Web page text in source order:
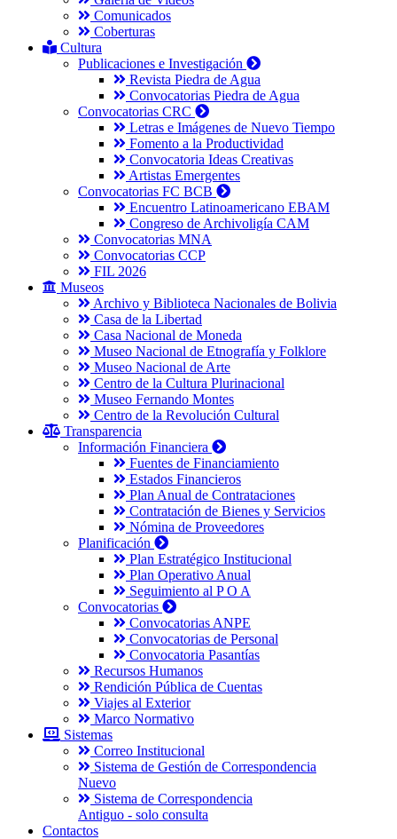
Comunicados
Coberturas
Cultura
Publicaciones e Investigación
Revista Piedra de Agua
Convocatorias Piedra de Agua
Convocatorias CRC
Letras e Imágenes de Nuevo Tiempo
Fomento a la Productividad
Convocatoria Ideas Creativas
Artistas Emergentes
Convocatorias FC BCB
Encuentro Latinoamericano EBAM
Congreso de Archivoligía CAM
Convocatorias MNA
Convocatorias CCP
FIL 2026
Museos
Archivo y Biblioteca Nacionales de Bolivia
Casa de la Libertad
Casa Nacional de Moneda
Museo Nacional de Etnografía y Folklore
Museo Nacional de Arte
Centro de la Cultura Plurinacional
Museo Fernando Montes
Centro de la Revolución Cultural
Transparencia
Información Financiera
Fuentes de Financiamiento
Estados Financieros
Plan Anual de Contrataciones
Contratación de Bienes y Servicios
Nómina de Proveedores
Planificación
Plan Estratégico Institucional
Plan Operativo Anual
Seguimiento al P O A
Convocatorias
Convocatorias ANPE
Convocatorias de Personal
Convocatoria Pasantías
Recursos Humanos
Rendición Pública de Cuentas
Viajes al Exterior
Marco Normativo
Sistemas
Correo Institucional
Sistema de Gestión de Correspondencia
Nuevo
Sistema de Correspondencia
Antiguo - solo consulta
Contactos